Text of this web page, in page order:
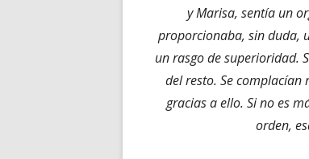
y Marisa, sentía un
proporcionaba, sin duda,
un rasgo de superioridad.
del resto. Se
gracias a ello. Si no es
orden,